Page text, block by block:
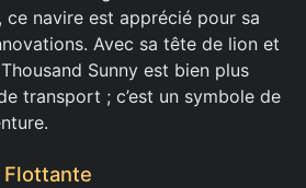
ce navire est apprécié pour sa
Avec sa tête de lion et
Sunny est bien plus
transport ; c’est un symbole de
Flottante